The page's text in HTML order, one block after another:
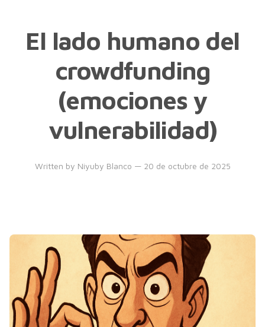
El lado humano del
crowdfunding
(emociones y
vulnerabilidad)
Written by Niyuby Blanco — 20 de octubre de 2025